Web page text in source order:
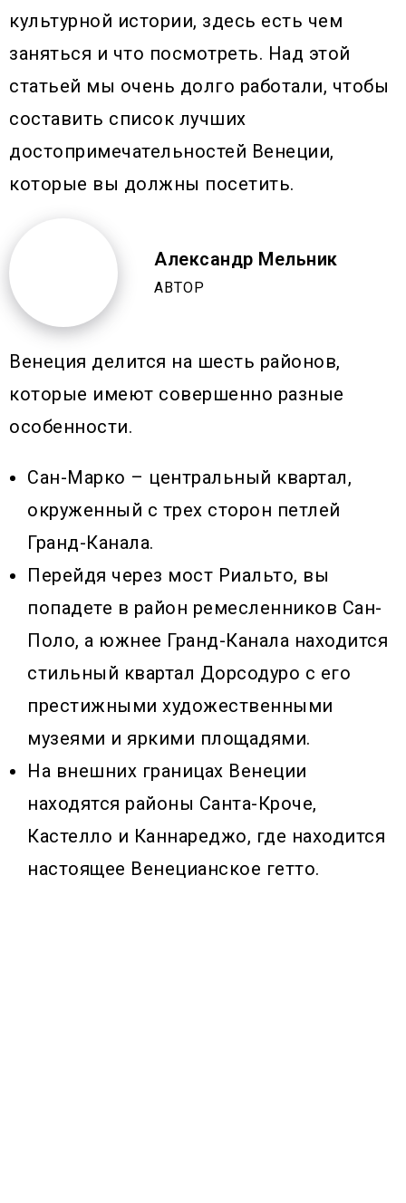
культурной истории, здесь есть чем
заняться и что посмотреть. Над этой
статьей мы очень долго работали, чтобы
составить список лучших
достопримечательностей Венеции,
которые вы должны посетить.
Александр Мельник
АВТОР
Венеция делится на шесть районов,
которые имеют совершенно разные
особенности.
Сан-Марко – центральный квартал,
окруженный с трех сторон петлей
Гранд-Канала.
Перейдя через мост Риальто, вы
попадете в район ремесленников Сан-
Поло, а южнее Гранд-Канала находится
стильный квартал Дорсодуро с его
престижными художественными
музеями и яркими площадями.
На внешних границах Венеции
находятся районы Санта-Кроче,
Кастелло и Каннареджо, где находится
настоящее Венецианское гетто.